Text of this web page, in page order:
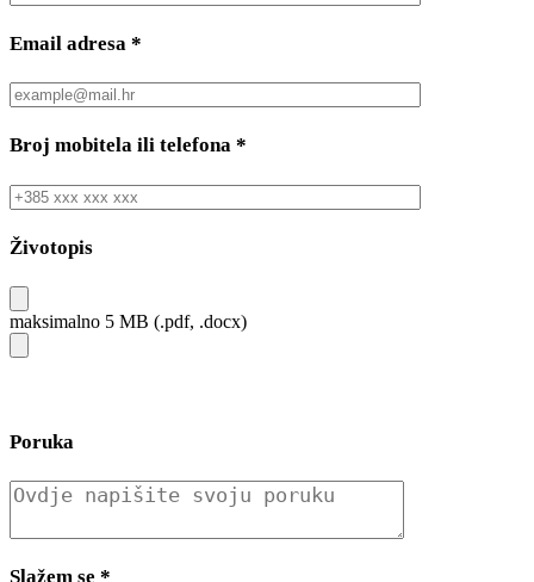
Email adresa *
Broj mobitela ili telefona *
Životopis
maksimalno 5 MB (.pdf, .docx)
Poruka
Slažem se *